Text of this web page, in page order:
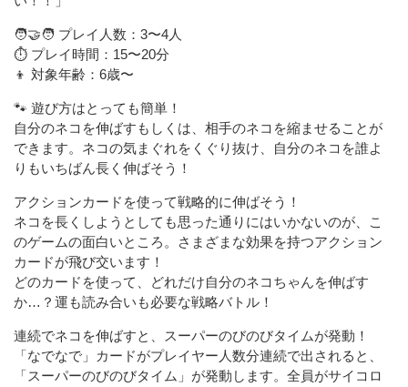
🧑‍🤝‍🧑 プレイ人数：3〜4人
⏱️ プレイ時間：15〜20分
👦 対象年齢：6歳〜
🐾 遊び方はとっても簡単！
自分のネコを伸ばすもしくは、相手のネコを縮ませることが
できます。ネコの気まぐれをくぐり抜け、自分のネコを誰よ
りもいちばん長く伸ばそう！
アクションカードを使って戦略的に伸ばそう！
ネコを長くしようとしても思った通りにはいかないのが、こ
のゲームの面白いところ。さまざまな効果を持つアクション
カードが飛び交います！
どのカードを使って、どれだけ自分のネコちゃんを伸ばす
か…？運も読み合いも必要な戦略バトル！
連続でネコを伸ばすと、スーパーのびのびタイムが発動！
「なでなで」カードがプレイヤー人数分連続で出されると、
「スーパーのびのびタイム」が発動します。全員がサイコロ